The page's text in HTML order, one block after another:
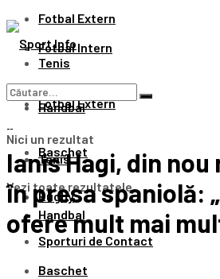
Fotbal Extern
Tenis
Handbal
Baschet
Rugby
Sporturi de Contact
Fotbal Intern
Fotbal Extern
Tenis
Handbal
Baschet
Nici un rezultat
Vezi toate rezultatele
Ianis Hagi, din nou
în presa spaniolă:
ofere mult mai